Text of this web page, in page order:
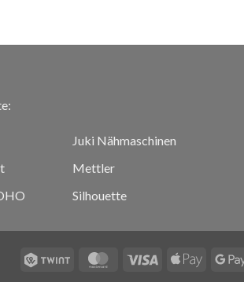
Juki Nähmaschinen
Mettler
Silhouette
Twint MasterCard
Visa
Apple